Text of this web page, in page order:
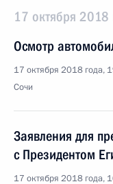
17 октября 2018
Осмотр
17 октября 2018 года,
Сочи
Заявления для
с Президентом
17 октября 2018 года,